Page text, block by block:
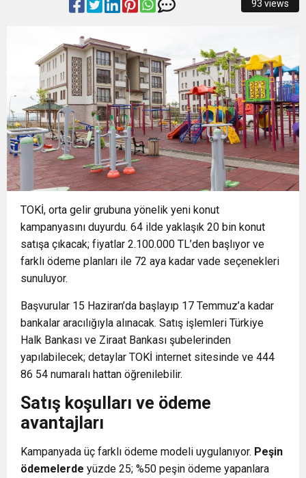
İLKLERİN FESTİVALİNDE ÇOCUKLAR DA ŞEN
ŞAKRAK
18:55 Başkan Aydın Osmangazi’nin Nabzını Sahada
Tuttu
93 views
TOKİ, orta gelir grubuna yönelik yeni konut
kampanyasını duyurdu. 64 ilde yaklaşık 20 bin konut
satışa çıkacak; fiyatlar 2.100.000 TL’den başlıyor ve
farklı ödeme planları ile 72 aya kadar vade seçenekleri
sunuluyor.
Başvurular 15 Haziran’da başlayıp 17 Temmuz’a kadar
bankalar aracılığıyla alınacak. Satış işlemleri Türkiye
Halk Bankası ve Ziraat Bankası şubelerinden
yapılabilecek; detaylar TOKİ internet sitesinde ve 444
86 54 numaralı hattan öğrenilebilir.
Satış koşulları ve ödeme
avantajları
Kampanyada üç farklı ödeme modeli uygulanıyor. Peşin
ödemelerde yüzde 25; %50 peşin ödeme yapanlara